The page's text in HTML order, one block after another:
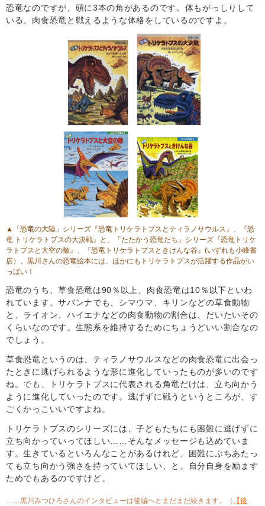
恐竜なのですが、頭に3本の角があるのです。体もがっしりして
いる。肉食恐竜と戦えるような体格をしているのですよ。
▲「恐竜の大陸」シリーズ 『恐竜トリケラトプスとティラノサウルス』
『恐
竜 トリケラトプスの大決戦』
と、「たたかう恐竜たち」シリーズ 『恐竜トリケ
ラトプスと大空の敵』
『恐竜トリケラトプスときけんな谷』 (いずれも小峰書
店）。黒川さんの恐竜絵本には、ほかにもトリケラトプスが活躍する作品がい
っぱい！
恐竜のうち、草食恐竜は90％以上、肉食恐竜は10％以下といわ
れています。サバンナでも、シマウマ、キリンなどの草食動物
と、ライオン、ハイエナなどの肉食動物の割合は、だいたいその
くらいなのです。生態系を維持するためにちょうどいい割合なの
でしょう。
草食恐竜というのは、ティラノサウルスなどの肉食恐竜に出会っ
たときに逃げられるような形に進化していったものが多いのです
ね。でも、トリケラトプスに代表される角竜だけは、立ち向かう
ように進化していったのです。逃げずに戦うというところが、す
ごくかっこいいですよね。
トリケラトプスのシリーズには、子どもたちにも困難に逃げずに
立ち向かっていってほしい……そんなメッセージも込めていま
す。生きているといろんなことがあるけれど、困難にぶちあたっ
ても立ち向かう強さを持っていてほしい、と。自分自身を励ます
ためでもあるのですけど。
……黒川みつひろさんのインタビューは後編へとまだまだ続きます。（
【後